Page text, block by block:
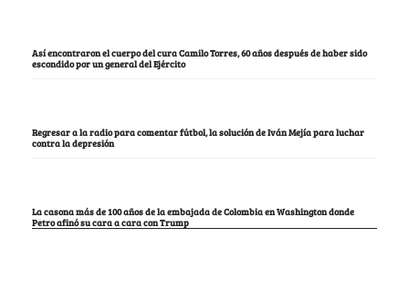
Así encontraron el cuerpo del cura Camilo Torres, 60 años después de haber sido
escondido por un general del Ejército
Regresar a la radio para comentar fútbol, la solución de Iván Mejía para luchar
contra la depresión
La casona más de 100 años de la embajada de Colombia en Washington donde
Petro afinó su cara a cara con Trump